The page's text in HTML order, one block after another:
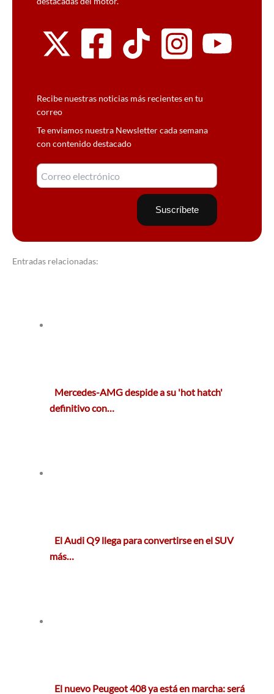
Recibe nuestras noticias más recientes en tu
correo
Te enviamos nuestra Newsletter cada semana
con contenido destacado
Entradas relacionadas:
Mercedes-AMG despide a su 'hot hatch'
definitivo con…
El Audi Q9 llega para convertirse en el SUV
más…
El nuevo Peugeot 408 ya está en marcha: será